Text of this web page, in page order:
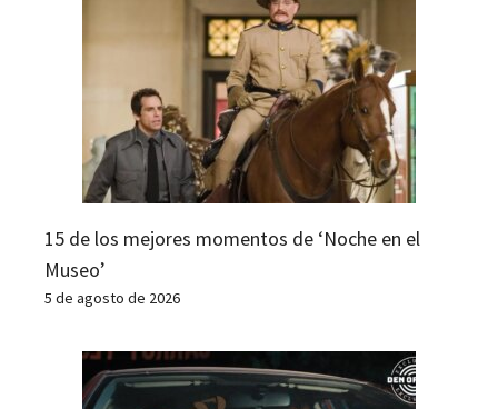
15 de los mejores momentos de ‘Noche en el
Museo’
5 de agosto de 2026